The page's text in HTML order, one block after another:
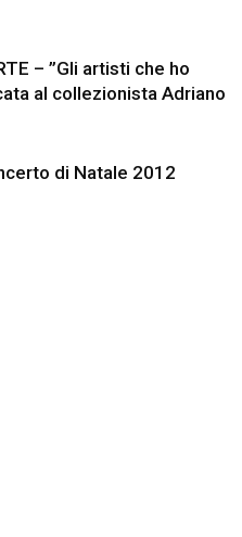
– ”Gli artisti che ho
al collezionista Adriano
di Natale 2012